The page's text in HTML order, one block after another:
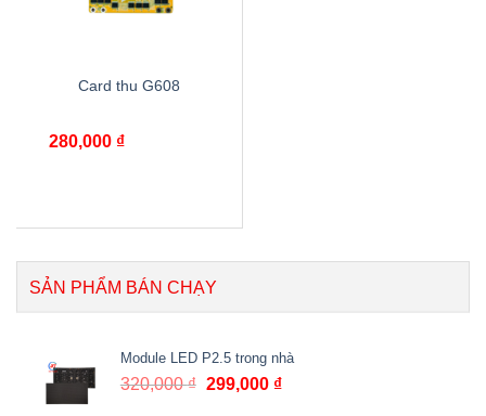
Card thu G608
280,000 ₫
SẢN PHẨM BÁN CHẠY
Module LED P2.5 trong nhà
320,000₫ 299,000 ₫